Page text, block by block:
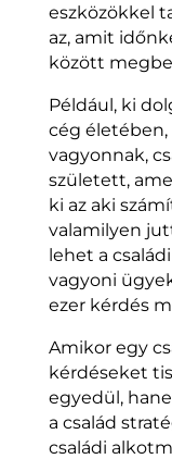
eszközökkel
az, amit
között
Például, ki
cég életében,
vagyonnak,
született,
ki az aki
valamilyen
lehet a
vagyoni
ezer kérdés
Amikor egy
kérdéseket
egyedül,
a család
családi